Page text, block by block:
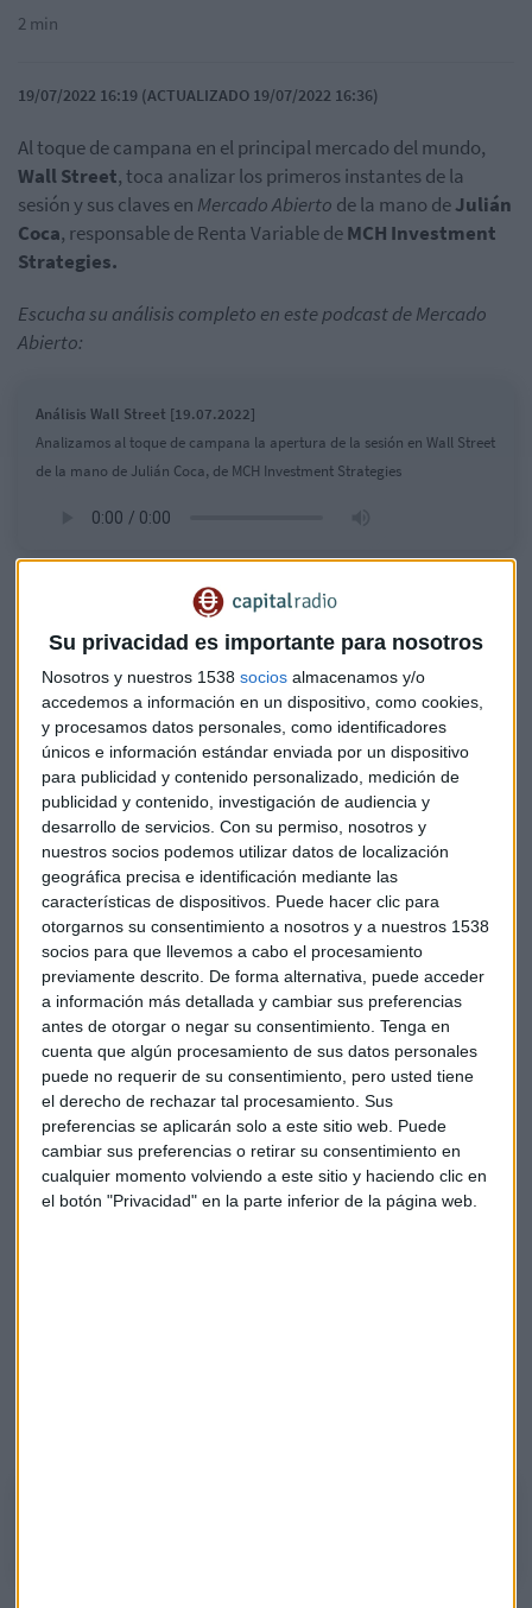
Su privacidad es importante para nosotros
Nosotros y nuestros 1538 socios almacenamos y/o
accedemos a información en un dispositivo, como cookies,
y procesamos datos personales, como identificadores
únicos e información estándar enviada por un dispositivo
para publicidad y contenido personalizado, medición de
publicidad y contenido, investigación de audiencia y
desarrollo de servicios. Con su permiso, nosotros y
nuestros socios podemos utilizar datos de localización
geográfica precisa e identificación mediante las
características de dispositivos. Puede hacer clic para
otorgarnos su consentimiento a nosotros y a nuestros 1538
socios para que llevemos a cabo el procesamiento
previamente descrito. De forma alternativa, puede acceder
a información más detallada y cambiar sus preferencias
antes de otorgar o negar su consentimiento. Tenga en
cuenta que algún procesamiento de sus datos personales
puede no requerir de su consentimiento, pero usted tiene
el derecho de rechazar tal procesamiento. Sus
preferencias se aplicarán solo a este sitio web. Puede
cambiar sus preferencias o retirar su consentimiento en
cualquier momento volviendo a este sitio y haciendo clic en
el botón "Privacidad" en la parte inferior de la página web.
2 min
19/07/2022 16:19 (ACTUALIZADO 19/07/2022 16:36)
Al toque de campana en el principal mercado del mundo,
Wall Street, toca analizar los primeros instantes de la
sesión y sus claves en Mercado Abierto de la mano deJulián
Coca, responsable de Renta Variable deMCH Investment
Strategies.
Escucha su análisis completo en este podcast de Mercado
Abierto:
Análisis Wall Street [19.07.2022]
Analizamos al toque de campana la apertura de la sesión en Wall Street
de la mano de Julián Coca, de MCH Investment Strategies
¿Es suficiente la salida de Elon Musk de Tesla para
General Electric, la última en apuntarse a los spin off
Caen losinicios de viviendasa su nivel más bajo desde
septiembre tras recortar también el mes de anterior
impulsados por una caída en la construcción a raíz del
recorte en la demanda. Concretamente, la tasa anualizada
firma sobre la zona de los 1,5 millones de nuevas casas, el
recorte es del 2%.
Las cosas se están normalizando poco a poco
que la Reserva Federal (FED) sube tipos para enfriar la
demanda", asegura el analista.
El caso del dólar
Las ventas de medicamentos contra el cáncer de Johnson &
Johnson ayudan a capear el impacto del dólar fuerte con las
ventas totales aumentan alrededor del 3% hasta
superar los 24.000 millones de dólares, con casi la mitad
de las ventas provenientes de fuera de los Estados Unidos.
"Lafortaleza del dólar afectará a todas las empresas